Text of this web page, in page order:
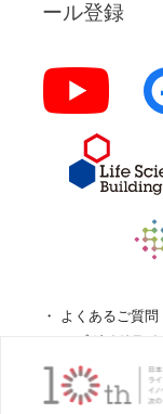
ール登録
よくあるご質問
ロゴガイドライ
特定商取引法に